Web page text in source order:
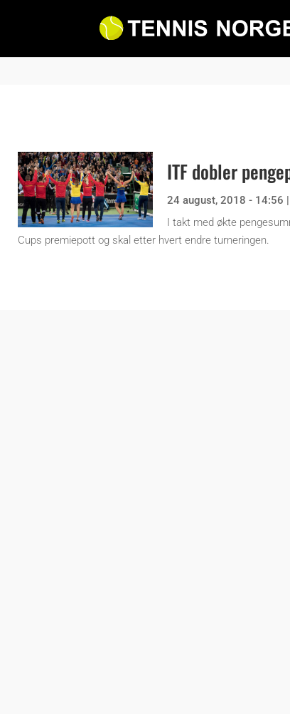
ITF dobler
24 august, 2018 - 14:56
I takt med økte
Cups premiepott og skal etter hvert endre turneringen.